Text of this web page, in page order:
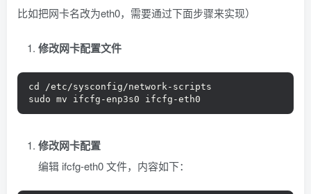
比如把网卡名改为eth0，需要通过下面步骤来实现）
修改网卡配置文件
cd /etc/sysconfig/network-scripts
sudo mv ifcfg-enp3s0 ifcfg-eth0
修改网卡配置
编辑 ifcfg-eth0 文件，内容如下：